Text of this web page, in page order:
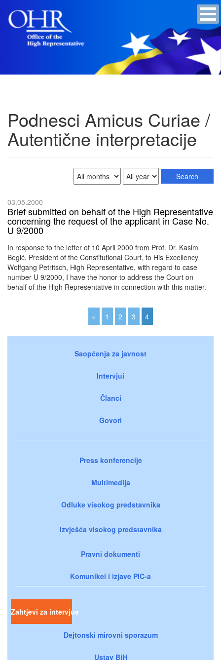
Podnesci Amicus Curiae /
Autentične interpretacije
03.05.2000
Brief submitted on behalf of the High Representative
concerning the request of the applicant in Case No.
U 9/2000
In response to the letter of 10 April 2000 from Prof. Dr. Kasim
Begić, President of the Constitutional Court, to His Excellency
Wolfgang Petritsch, High Representative, with regard to case
number U 9/2000, I have the honor to address the Court on
behalf of the High Representative in connection with this matter.
« 1 2 3 4
Saopćenja za javnost
Intervjui
Članci
Govori
Press konferencije
Multimedija
Odluke visokog predstavnika
Izvješća visokog predstavnika
Pravni dokumenti
Komunikei i izjave PIC-a
Zahtjevi za intervjue
Dejtonski mirovni sporazum
Ustav BiH